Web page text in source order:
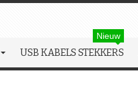
USB KABELS STEKKERS
Nieuw